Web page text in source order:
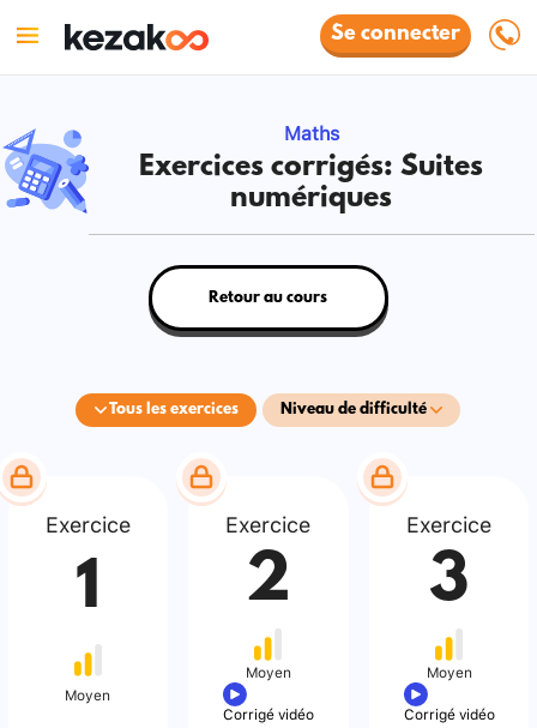
Se connecter
Maths
Exercices corrigés: Suites
numériques
Tous les exercices Niveau de difficulté
Retour au cours
Exercice
1
Moyen
Exercice
2
Moyen
Corrigé vidéo
Exercice
3
Moyen
Corrigé vidéo